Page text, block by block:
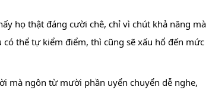
họ thật đáng cười chê, chỉ vì chút khả năng mà
thể tự kiểm điểm, thì cũng sẽ xấu hổ đến mức
mà ngôn từ mười phần uyển chuyển dễ nghe,